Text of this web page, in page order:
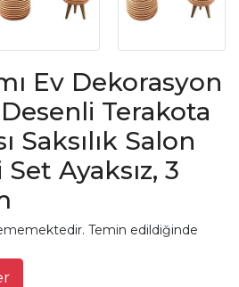
Ev Dekorasyon
Terakota
Saksılık Salon
Ayaksız, 3
Temin edildiğinde